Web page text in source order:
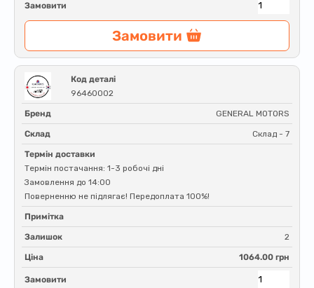
Замовити
Замовити
Код деталі
96460002
Бренд GENERAL MOTORS
Склад Склад - 7
Термін доставки
Термін постачання: 1-3 робочі дні
Замовлення до 14:00
Поверненню не підлягає! Передоплата 100%!
Примітка
Залишок 2
Ціна 1064.00 грн
Замовити